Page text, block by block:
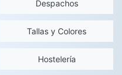
Despachos
Tallas y Colores
Hostelería